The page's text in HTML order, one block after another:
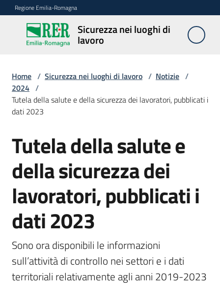
Vai al contenuto
Vai alla navigazione
Vai al footer
Regione Emilia-Romagna
Sicurezza nei luoghi di
lavoro
Sicurezza
nei
lavoro
Notizie
Sicurezza
nelle
costruzioni
Coordinamento
prevenzione
e
Servizi
Home / Sicurezza nei luoghi di lavoro / Notizie /
2024 /
Tutela della salute e della sicurezza dei lavoratori, pubblicati i
dati 2023
Salta al contenuto
Tutela della salute e
della sicurezza dei
lavoratori, pubblicati i
dati 2023
Sono ora disponibili le informazioni
sull’attività di controllo nei settori e i dati
territoriali relativamente agli anni 2019-2023